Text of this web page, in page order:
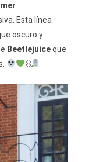
Esta línea
oscuro y
Beetlejuiceque
⛓